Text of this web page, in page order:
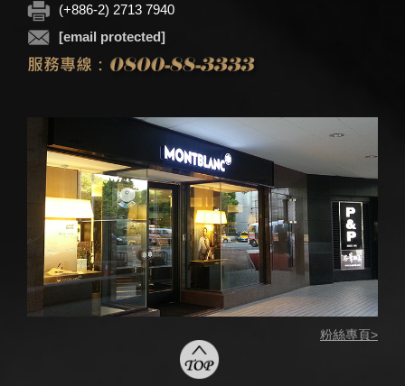
(+886-2) 2713 7940
[email protected]
粉絲專頁>